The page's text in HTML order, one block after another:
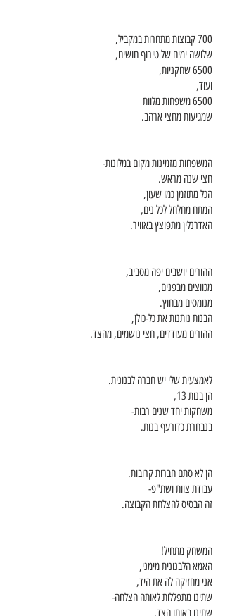
700 קבוצות מתחרות במקביל,
שלושה ימים של טירוף חושים,
6500 שחקניות,
ועוד,
6500 משפחות מלוות
שמגיעות מחצי ארהב.
המשפחות מזמינות מקום במלונות-
חצי שנה מראש.
הכל מתוזמן כמו שעון,
המתח מחלחל לכל נים,
האדרנלין מתפוצץ באוויר.
ההורים יושבים יפה מסביב,
מכווצים מבפנים,
מנומסים מבחוץ.
הבנות נותנות את כל-כולן,
ההורים מעודדים, חצי נושמים, מהצד.
לאמצעית שלי יש חברה לבנונית.
הן בנות 13,
משחקות יחד שנים רבות-
בנבחרת כדורעף בנות.
הן לא סתם חברות קרובות.
עבודת צוות ושת"פ-
זה הבסיס להצלחת הקבוצה.
המשחק מתחיל!
האמא הלבנונית מימני,
אני מחזיקה לה את היד,
שתינו מתפללות לאותה הצלחה-
שתינו באותו הצד.